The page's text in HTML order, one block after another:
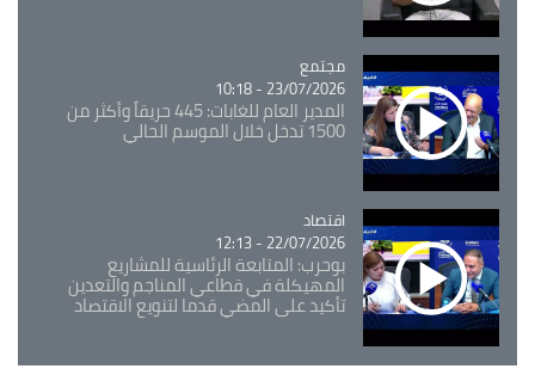
Catégorie
مجتمع
23/07/2026 - 10:18
المدير العام للغابات: 445 حريقاً وأكثر من
1500 تدخل خلال الموسم الحالي
Catégorie
اقتصاد
22/07/2026 - 12:13
بوحرب: المتابعة الرئاسية للمشاريع
المهيكلة في قطاعي المناجم والتعدين
تأكيد على المضي قدما لتنويع الاقتصاد